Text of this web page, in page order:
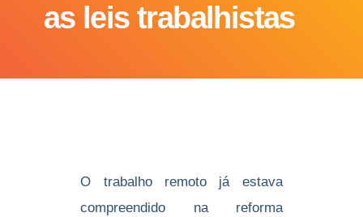
as leis trabalhistas
O trabalho remoto já estava
compreendido na reforma